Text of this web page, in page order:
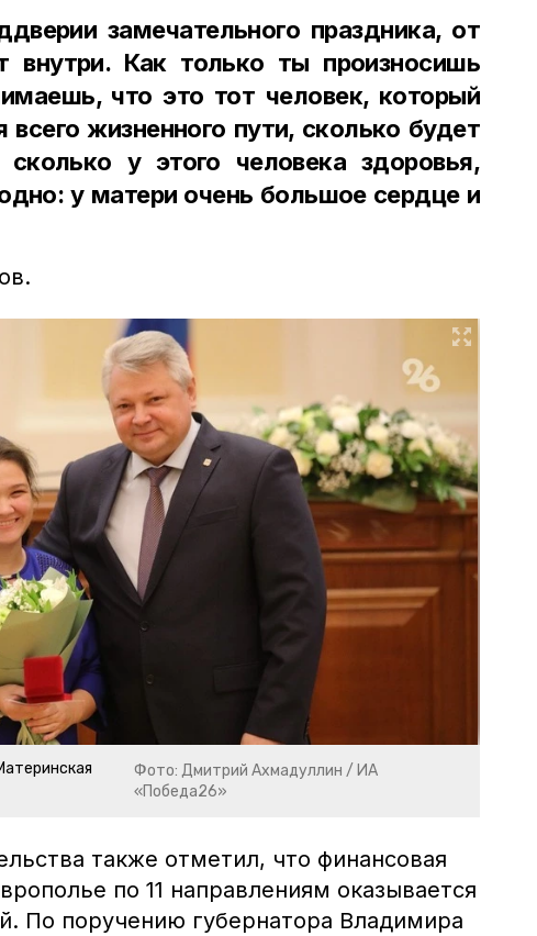
замечательного праздника, от
внутри. Как только ты произносишь
что это тот человек, который
жизненного пути, сколько будет
сколько у этого человека здоровья,
у матери очень большое сердце и
Фото: Дмитрий Ахмадуллин / ИА
«Победа26»
также отметил, что финансовая
по 11 направлениям оказывается
По поручению губернатора Владимира